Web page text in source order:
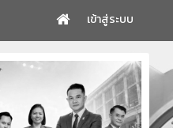
เข้าสู่ระบบ